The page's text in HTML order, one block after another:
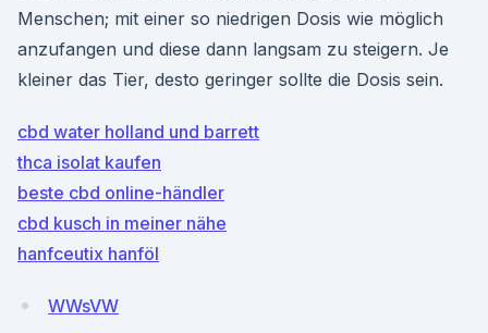
Menschen; mit einer so niedrigen Dosis wie möglich
anzufangen und diese dann langsam zu steigern. Je
kleiner das Tier, desto geringer sollte die Dosis sein.
cbd water holland und barrett
thca isolat kaufen
beste cbd online-händler
cbd kusch in meiner nähe
hanfceutix hanföl
WWsVW